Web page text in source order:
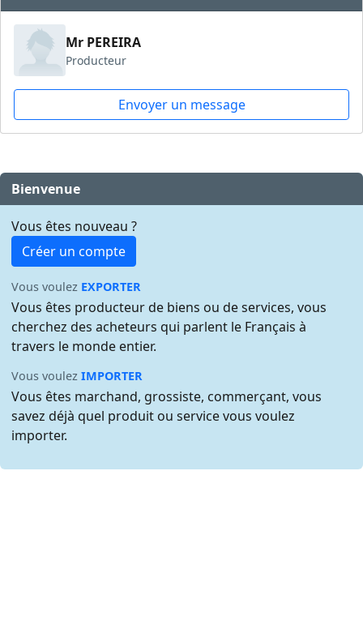
Mr PEREIRA
Producteur
Envoyer un message
Bienvenue
Vous êtes nouveau ?
Créer un compte
Vous voulez EXPORTER
Vous êtes producteur de biens ou de services, vous
cherchez des acheteurs qui parlent le Français à
travers le monde entier.
Vous voulezIMPORTER
Vous êtes marchand, grossiste, commerçant, vous
savez déjà quel produit ou service vous voulez
importer.